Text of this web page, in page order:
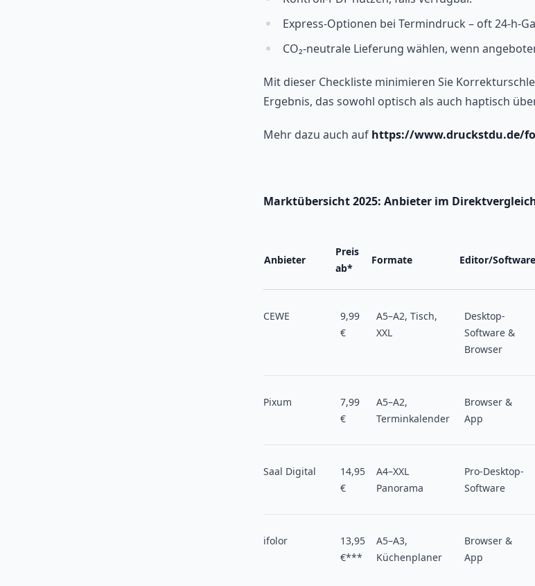
Express-Optionen bei Termindruck – oft 24-h-
CO₂-neutrale Lieferung wählen, wenn
Mit dieser Checkliste minimieren Sie
Ergebnis, das sowohl optisch als auch haptisch
Mehr dazu auch auf https://www.druckstdu.de/
Marktübersicht 2025: Anbieter im
Anbieter
Preis
ab*
Formate Editor/Software
CEWE
9,99
€
A5–A2, Tisch,
XXL
Desktop-
Software &
Browser
Pixum
7,99
€
A5–A2,
Terminkalender
Browser &
App
Saal Digital
14,95
€
A4–XXL
Panorama
Pro-Desktop-
Software
ifolor
13,95
€***
A5–A3,
Küchenplaner
Browser &
App